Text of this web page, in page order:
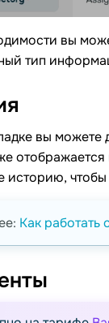
вы
тип
вы можете
отображается
историю, чтобы
Как работать